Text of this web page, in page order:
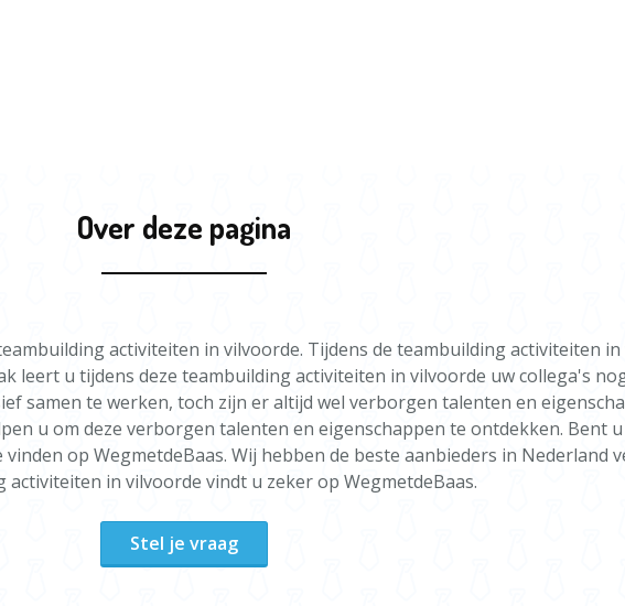
Over deze pagina
activiteiten in vilvoorde. Tijdens de teambuilding activiteiten
leert u tijdens deze teambuilding activiteiten in vilvoorde uw collega's
samen te werken, toch zijn er altijd wel verborgen talenten en
u om deze verborgen talenten en eigenschappen te ontdekken. Bent
op WegmetdeBaas. Wij hebben de beste aanbieders in Nederland
activiteiten in vilvoorde vindt u zeker op WegmetdeBaas.
Stel je vraag